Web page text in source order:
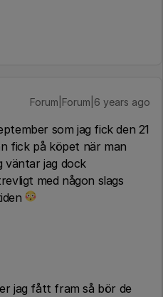
Forum|Forum|6 years ago
som jag fick den 21
fick på köpet när man
väntar jag dock
med någon slags
jag fått fram så bör de